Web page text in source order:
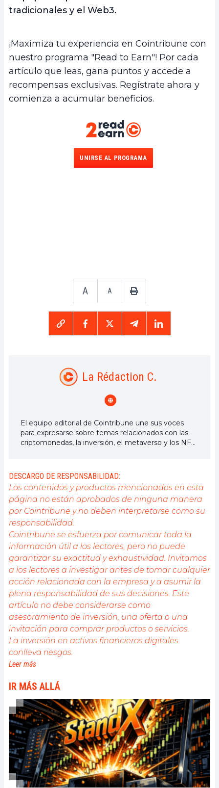
tradicionales y el Web3.
¡Maximiza tu experiencia en Cointribune con
nuestro programa "Read to Earn"! Por cada
artículo que leas, gana puntos y accede a
recompensas exclusivas. Regístrate ahora y
comienza a acumular beneficios.
UNIRSE AL PROGRAMA
A A
La Rédaction C.
El equipo editorial de Cointribune une sus voces
para expresarse sobre temas relacionados con las
criptomonedas, la inversión, el metaverso y los NFT,
DESCARGO DE RESPONSABILIDAD:
Los contenidos y productos mencionados en esta
página no están aprobados de ninguna manera
por Cointribune y no deben interpretarse como su
responsabilidad.
Cointribune se esfuerza por comunicar toda la
información útil a los lectores, pero no puede
garantizar su exactitud y exhaustividad. Invitamos
a los lectores a investigar antes de tomar cualquier
acción relacionada con la empresa y a asumir la
plena responsabilidad de sus decisiones. Este
artículo no debe considerarse como
asesoramiento de inversión, una oferta o una
invitación para comprar productos o servicios.
La inversión en activos financieros digitales
conlleva riesgos.
Leer más
IR MÁS ALLÁ